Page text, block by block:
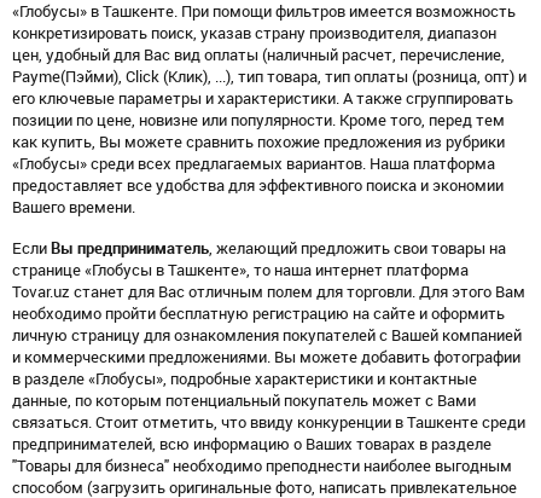
«Глобусы» в Ташкенте. При помощи фильтров имеется возможность
конкретизировать поиск, указав страну производителя, диапазон
цен, удобный для Вас вид оплаты (наличный расчет, перечисление,
Payme(Пэйми), Click (Клик), ...), тип товара, тип оплаты (розница, опт) и
его ключевые параметры и характеристики. А также сгруппировать
позиции по цене, новизне или популярности. Кроме того, перед тем
как купить, Вы можете сравнить похожие предложения из рубрики
«Глобусы» среди всех предлагаемых вариантов. Наша платформа
предоставляет все удобства для эффективного поиска и экономии
Вашего времени.
Если Вы предприниматель , желающий предложить свои товары на
странице «Глобусы в Ташкенте», то наша интернет платформа
Tovar.uz станет для Вас отличным полем для торговли. Для этого Вам
необходимо пройти бесплатную регистрацию на сайте и оформить
личную страницу для ознакомления покупателей с Вашей компанией
и коммерческими предложениями. Вы можете добавить фотографии
в разделе «Глобусы», подробные характеристики и контактные
данные, по которым потенциальный покупатель может с Вами
связаться. Стоит отметить, что ввиду конкуренции в Ташкенте среди
предпринимателей, всю информацию о Ваших товарах в разделе
"Товары для бизнеса" необходимо преподнести наиболее выгодным
способом (загрузить оригинальные фото, написать привлекательное